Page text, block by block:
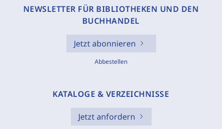
NEWSLETTER FÜR BIBLIOTHEKEN UND DEN
BUCHHANDEL
Jetzt abonnieren
Abbestellen
KATALOGE & VERZEICHNISSE
Jetzt anfordern